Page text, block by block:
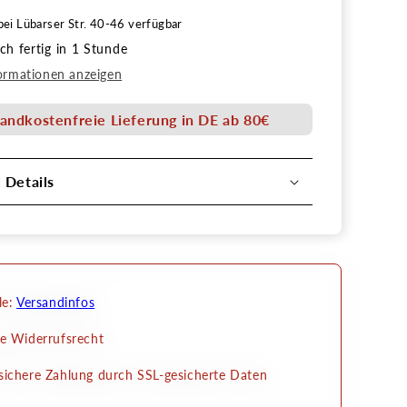
Menge
Kryolan
Aquacolor
metallic
Lübarser Str. 40-46 verfügbar
fertig in 1 Stunde
anzeigen
Lieferung in DE ab 80€
Versandinfos
Widerrufsrecht
Zahlung durch SSL-gesicherte Daten